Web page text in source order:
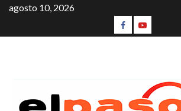
agosto 10, 2026